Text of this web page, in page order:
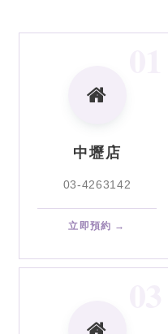
中壢店
03-4263142
立即預約 →